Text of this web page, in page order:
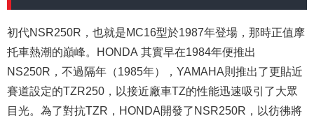
初代NSR250R，也就是MC16型於1987年登場，那時正值摩
托車熱潮的巔峰。HONDA 其實早在1984年便推出
NS250R，不過隔年（1985年），YAMAHA則推出了更貼近
賽道設定的TZR250，以接近廠車TZ的性能迅速吸引了大眾
目光。為了對抗TZR，HONDA開發了NSR250R，以彷彿將